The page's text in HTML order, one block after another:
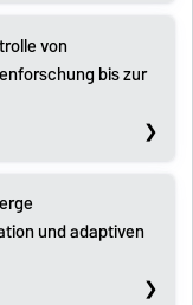
von
bis zur
und adaptiven